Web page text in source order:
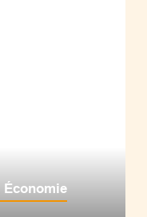
Économie